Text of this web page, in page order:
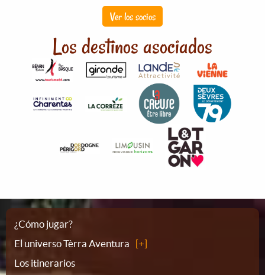
Ver los socios
Los destinos asociados
Plano
del
¿Cómo jugar?
El universo Tèrra Aventura
Los itinerarios